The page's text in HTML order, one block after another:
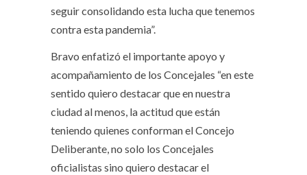
seguir consolidando esta lucha que tenemos
contra esta pandemia”.
Bravo enfatizó el importante apoyo y
acompañamiento de los Concejales “en este
sentido quiero destacar que en nuestra
ciudad al menos, la actitud que están
teniendo quienes conforman el Concejo
Deliberante, no solo los Concejales
oficialistas sino quiero destacar el